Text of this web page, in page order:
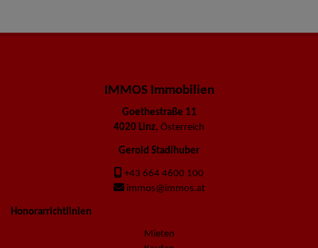
IMMOS Immobilien
Goethestraße 11
4020 Linz, Österreich
Gerold Stadlhuber
+43 664 4600 100
immos@immos.at
Honorarrichtlinien
Mieten